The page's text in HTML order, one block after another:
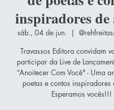
inspiradores de
sáb., 04 de jun.
  |
Travassos Editora convidam
participar da Live de
“Anoitecer Com Você" - Uma
poetas e contos inspiradores
Esperamos vocês!!!